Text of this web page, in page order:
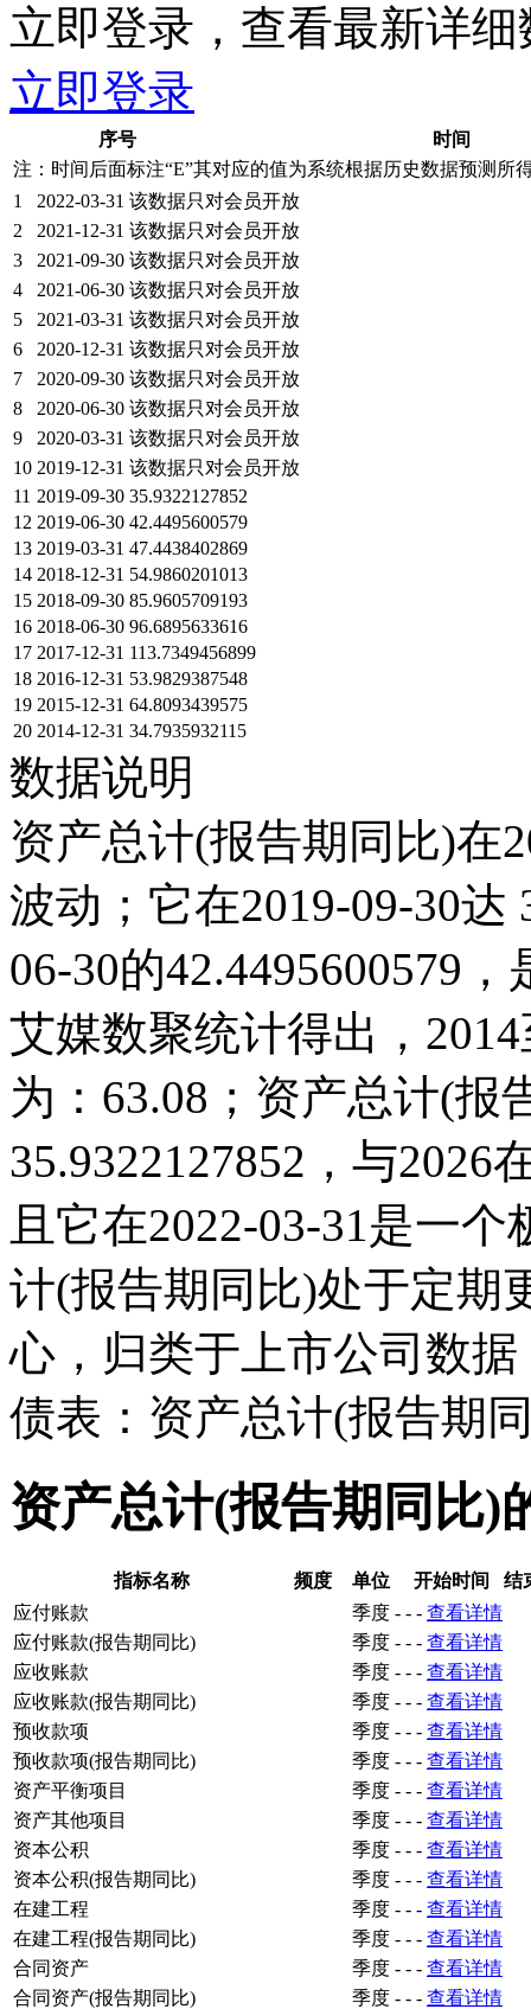
立即登录，查看最新详细
立即登录
序号
时间
注：时间后面标注“E”其对应的值为系统根据历史数据预测所
1
2022-03-31 该数据只对会员开放
2
2021-12-31 该数据只对会员开放
3
2021-09-30 该数据只对会员开放
4
2021-06-30 该数据只对会员开放
5
2021-03-31 该数据只对会员开放
6
2020-12-31 该数据只对会员开放
7
2020-09-30 该数据只对会员开放
8
2020-06-30 该数据只对会员开放
9
2020-03-31 该数据只对会员开放
10 2019-12-31 该数据只对会员开放
11 2019-09-30 35.9322127852
12 2019-06-30 42.4495600579
13 2019-03-31 47.4438402869
14 2018-12-31 54.9860201013
15 2018-09-30 85.9605709193
16 2018-06-30 96.6895633616
17 2017-12-31 113.7349456899
18 2016-12-31 53.9829387548
19 2015-12-31 64.8093439575
20 2014-12-31 34.7935932115
数据说明
资产总计(报告期同比)在
波动；它在2019-09-30达
06-30的42.4495600579
艾媒数聚统计得出，
为：63.08；资产总计(报
35.9322127852，与
且它在2022-03-31是一
计(报告期同比)处于定期
心，归类于上市公司数
债表：资产总计(报告期
资产总计(报告期同比)
指标名称 频度 单位 开始时间
结
应付账款
季度 - - - 查看详情
应付账款(报告期同比)
季度 - - - 查看详情
应收账款
季度 - - - 查看详情
应收账款(报告期同比)
季度 - - - 查看详情
预收款项
季度 - - - 查看详情
预收款项(报告期同比)
季度 - - - 查看详情
资产平衡项目
季度 - - - 查看详情
资产其他项目
季度 - - - 查看详情
资本公积
季度 - - - 查看详情
资本公积(报告期同比)
季度 - - - 查看详情
在建工程
季度 - - - 查看详情
在建工程(报告期同比)
季度 - - - 查看详情
合同资产
季度 - - - 查看详情
合同资产(报告期同比)
季度 - - - 查看详情